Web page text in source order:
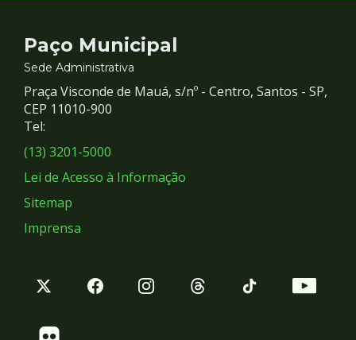
Contato
e
Redes
Sociais
Paço Municipal
Sede Administrativa
Praça Visconde de Mauá, s/nº - Centro, Santos - SP,
CEP 11010-900
Tel:
(13) 3201-5000
Lei de Acesso à Informação
Sitemap
Imprensa